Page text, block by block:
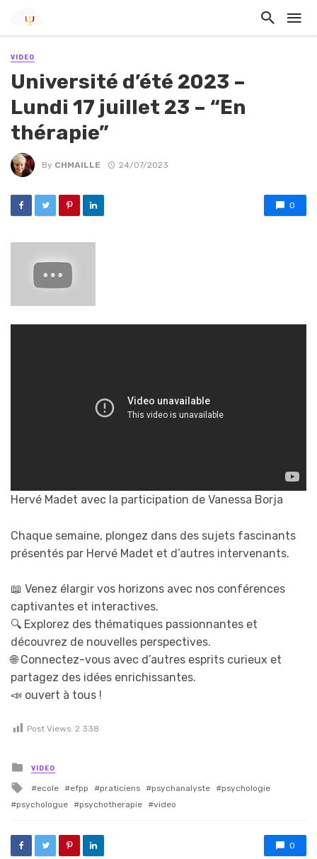
VIDEO
Université d’été 2023 –
Lundi 17 juillet 23 – “En
thérapie”
By CHMAILLE 24/07/2023
0
Hervé Madet avec la participation de Vanessa Borja
Chaque semaine, plongez dans des sujets fascinants
présentés par Hervé Madet et d’autres intervenants.
📖 Venez élargir vos horizons avec nos conférences
captivantes et interactives.
🔍 Explorez des thématiques passionnantes et
découvrez de nouvelles perspectives.
🌐 Connectez-vous avec d’autres esprits curieux et
partagez des idées enrichissantes.
📣 ouvert à tous !
Post Views: 2 338
Posted in
VIDEO
Tagged with
ecole efpp praticiens psychanalyste
psychologie
psychologue
psychotherapie video
0